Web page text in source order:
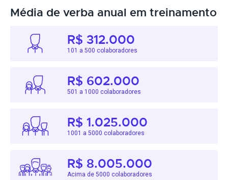
Média de verba anual em treinamento
R$ 312.000
101 a 500 colaboradores
R$ 602.000
501 a 1000 colaboradores
R$ 1.025.000
1001 a 5000 colaboradores
R$ 8.005.000
Acima de 5000 colaboradores